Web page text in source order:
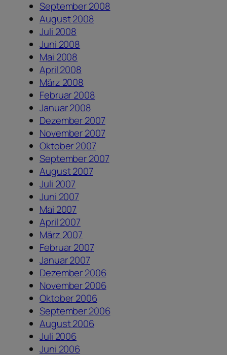
September 2008
August 2008
Juli 2008
Juni 2008
Mai 2008
April 2008
März 2008
Februar 2008
Januar 2008
Dezember 2007
November 2007
Oktober 2007
September 2007
August 2007
Juli 2007
Juni 2007
Mai 2007
April 2007
März 2007
Februar 2007
Januar 2007
Dezember 2006
November 2006
Oktober 2006
September 2006
August 2006
Juli 2006
Juni 2006